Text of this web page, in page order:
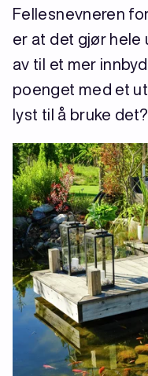
Fellesnevneren
er at det gjør hele
av til et mer
poenget med et
lyst til å bruke det?